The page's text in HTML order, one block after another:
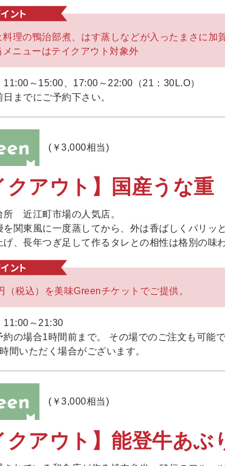
料理の鴨治部煮、はす蒸しなどが入ったまさに加
ニューはテイクアウト対象外
11:00～15:00、17:00～22:00（21：30L.O）
までにご予約下さい。
(￥3,000相当)
クアウト】国産うな重
所 近江町市場の人気店。
を関東風に一度蒸してから、外は香ばしくパリッ
げ、長年つぎ足して作るタレとの相性は格別の味わ
（税込）を美味Greenチケットでご提供。
11:00～21:30
約の場合1時間前まで。 その場でのご注文も可能
間いただく場合がございます。
(￥3,000相当)
クアウト】能登牛あぶ